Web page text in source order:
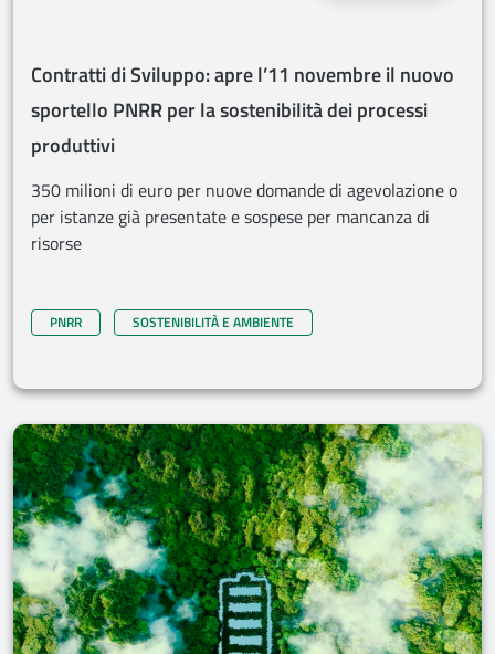
Contratti di Sviluppo: apre l’11 novembre il nuovo
sportello PNRR per la sostenibilità dei processi
produttivi
350 milioni di euro per nuove domande di agevolazione o
per istanze già presentate e sospese per mancanza di
risorse
PNRR SOSTENIBILITÀ E AMBIENTE